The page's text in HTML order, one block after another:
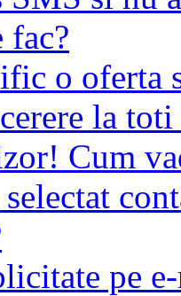
fac?
o oferta
la
Cum
pe